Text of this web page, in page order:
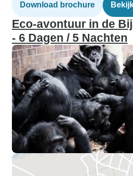
Download brochure
Eco-avontuur in de
- 6 Dagen / 5 Nachten